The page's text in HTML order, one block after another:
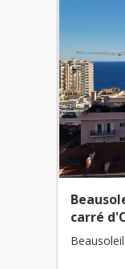
carré